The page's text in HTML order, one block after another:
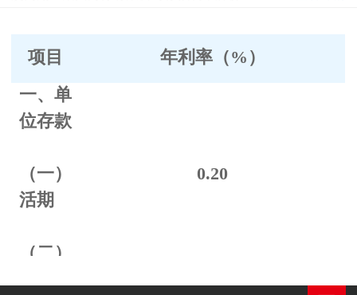
项目 年利率（%）
一、单
位存款
（一）
活期
0.20
（二）